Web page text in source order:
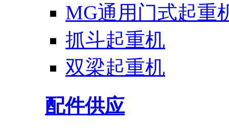
MG通用门式起重
抓斗起重机
双梁起重机
配件供应